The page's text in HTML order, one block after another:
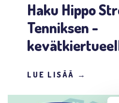
Haku Hippo
Tenniksen -
LUE LISÄÄ →